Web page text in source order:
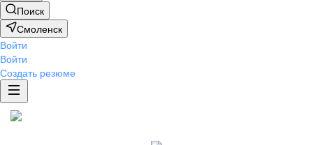
Поиск
Смоленск
Войти
Войти
Создать резюме